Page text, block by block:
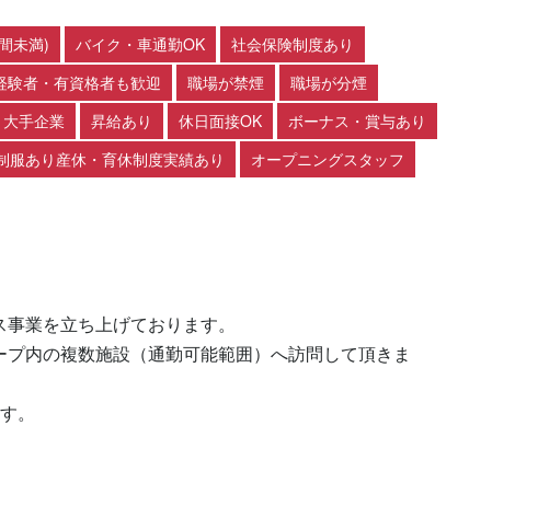
未満) バイク・車通勤OK
社会保険制度あり
験者・有資格者も歓迎 職場が禁煙
職場が分煙
大手企業 昇給あり 休日面接OK
ボーナス・賞与あり
服あり産休・育休制度実績あり オープニングスタッフ
業を立ち上げております。
内の複数施設（通勤可能範囲）へ訪問して頂きま
。